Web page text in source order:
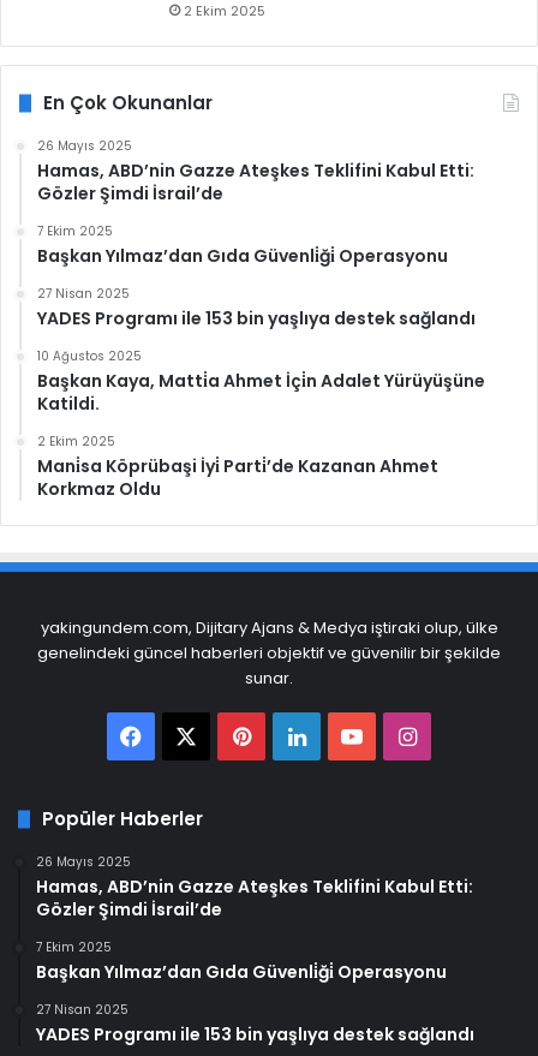
2 Ekim 2025
En Çok Okunanlar
26 Mayıs 2025
Hamas, ABD’nin Gazze Ateşkes Teklifini Kabul Etti:
Gözler Şimdi İsrail’de
7 Ekim 2025
Başkan Yılmaz’dan Gıda Güvenli̇ği̇ Operasyonu
27 Nisan 2025
YADES Programı ile 153 bin yaşlıya destek sağlandı
10 Ağustos 2025
Başkan Kaya, Matti̇a Ahmet İçi̇n Adalet Yürüyüşüne
Katildi.
2 Ekim 2025
Mani̇sa Köprübaşi İyi̇ Parti̇’de Kazanan Ahmet
Korkmaz Oldu
yakingundem.com, Dijitary Ajans & Medya iştiraki olup, ülke
genelindeki güncel haberleri objektif ve güvenilir bir şekilde
sunar.
FacebookPinterest
LinkedInYouTubeInstagram
Popüler Haberler
26 Mayıs 2025
Hamas, ABD’nin Gazze Ateşkes Teklifini Kabul Etti:
Gözler Şimdi İsrail’de
7 Ekim 2025
Başkan Yılmaz’dan Gıda Güvenli̇ği̇ Operasyonu
27 Nisan 2025
YADES Programı ile 153 bin yaşlıya destek sağlandı